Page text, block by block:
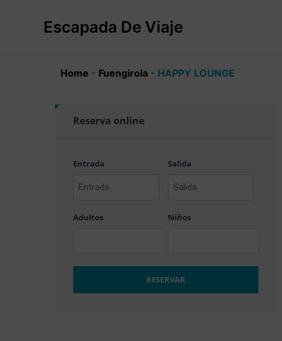
Escapada De Viaje
Home - Fuengirola - HAPPY LOUNGE
Reserva online
Entrada Salida
Adultos Niños
RESERVAR